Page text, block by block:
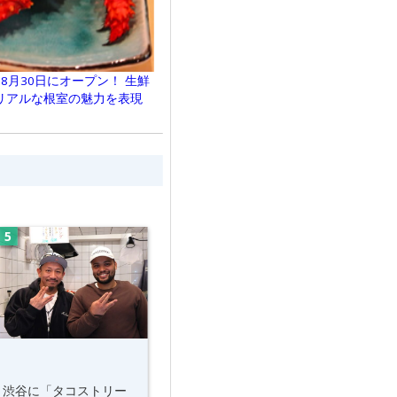
月30日にオープン！ 生鮮
ルな根室の魅力を表現
渋谷に「タコストリー